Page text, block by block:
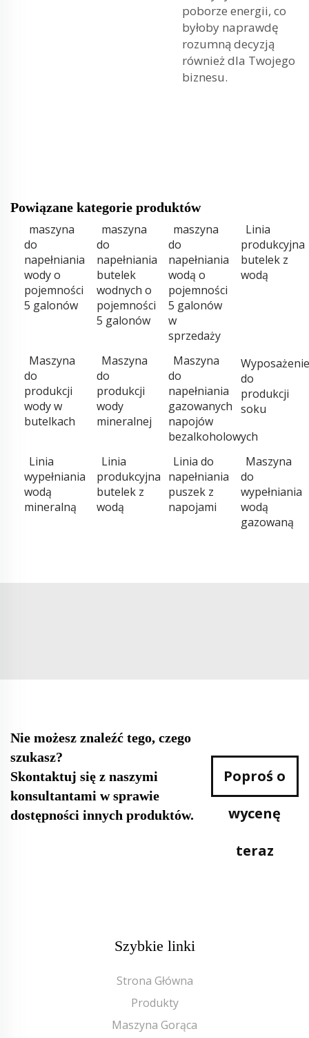
poborze energii, co
byłoby naprawdę
rozumną decyzją
również dla Twojego
biznesu.
Powiązane kategorie produktów
maszyna
do
napełniania
wody o
pojemności
5 galonów
maszyna
do
napełniania
butelek
wodnych o
pojemności
5 galonów
maszyna
do
napełniania
wodą o
pojemności
5 galonów
w
sprzedaży
Linia
produkcyjna
butelek z
wodą
Maszyna
do
produkcji
wody w
butelkach
Maszyna
do
produkcji
wody
mineralnej
Maszyna
do
napełniania
gazowanych
napojów
bezalkoholowych
Wyposażenie
do
produkcji
soku
Linia
wypełniania
wodą
mineralną
Linia
produkcyjna
butelek z
wodą
Linia do
napełniania
puszek z
napojami
Maszyna
do
wypełniania
wodą
gazowaną
Nie możesz znaleźć tego, czego
szukasz?
Skontaktuj się z naszymi
konsultantami w sprawie
dostępności innych produktów.
Poproś o
wycenę
teraz
Szybkie linki
Strona Główna
Produkty
Maszyna Gorąca